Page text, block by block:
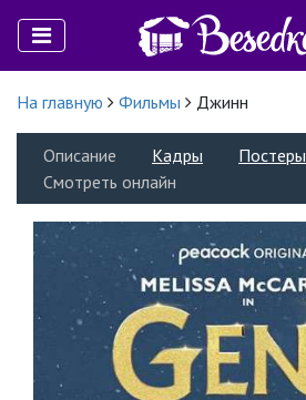
На главную Фильмы Джинн
Описание Кадры Постеры
Смотреть онлайн